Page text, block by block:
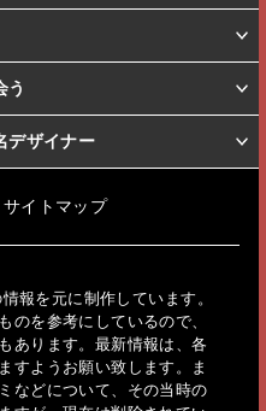
う
デザイナー
サイトマップ
報を元に制作しています。
のを参考にしているので、
あります。最新情報は、各
すようお願い致します。ま
などについて、その当時の